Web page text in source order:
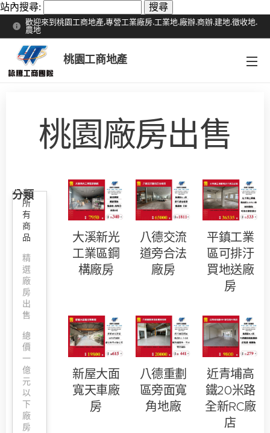
站內搜尋:
歡迎來到桃園工商地產,專營工業廠房.工業地.廠辦.商辦.建地.徵收地.
農地
桃園工商地產
桃園廠房出售
分類
所
有
商
品
精
選
廠
房
出
售
總
價
一
億
元
以
下
廠
房
大溪新光
工業區鋼
構廠房
八德交流
道旁合法
廠房
平鎮工業
區可排汙
買地送廠
房
新屋大面
寬天車廠
房
八德重劃
區旁面寬
角地廠
近青埔高
鐵20米路
全新RC廠
店